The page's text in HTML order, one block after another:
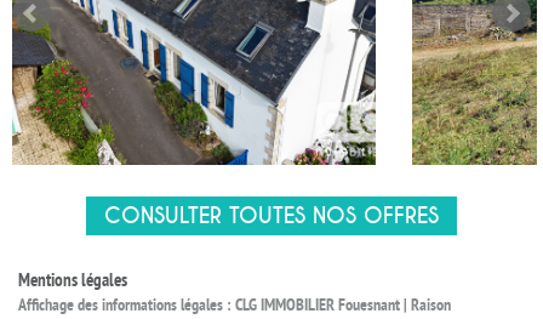
CONSULTER TOUTES NOS OFFRES
Mentions légales
Affichage des informations légales : CLG IMMOBILIER Fouesnant | Raison